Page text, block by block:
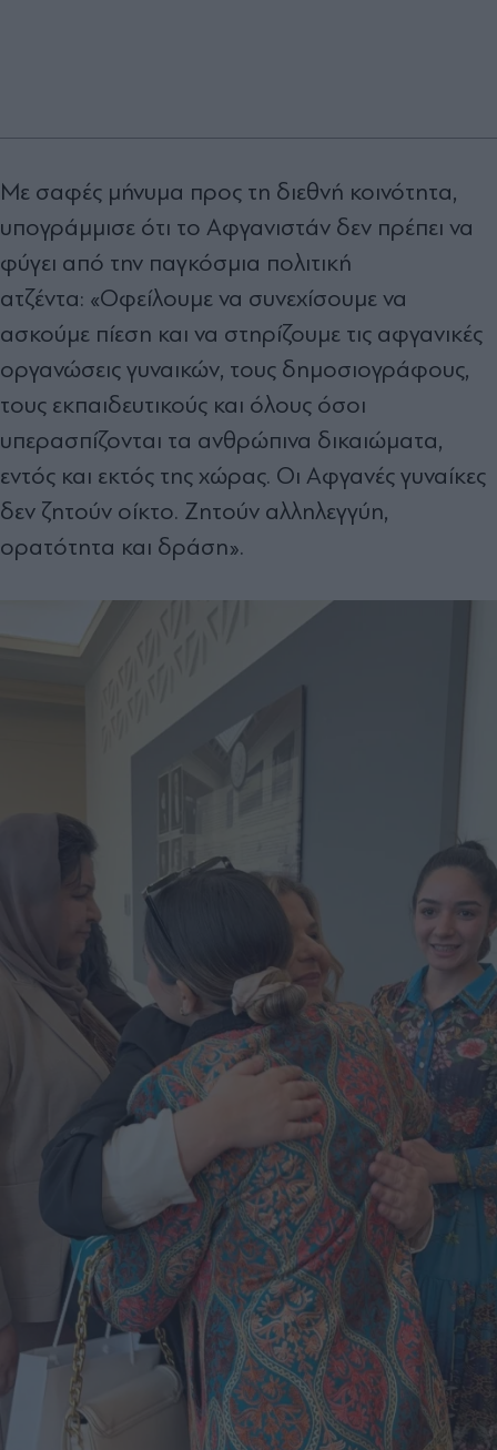
Με σαφές μήνυμα προς τη διεθνή κοινότητα,
υπογράμμισε ότι το Αφγανιστάν δεν πρέπει να
φύγει από την παγκόσμια πολιτική
ατζέντα: «Οφείλουμε να συνεχίσουμε να
ασκούμε πίεση και να στηρίζουμε τις αφγανικές
οργανώσεις γυναικών, τους δημοσιογράφους,
τους εκπαιδευτικούς και όλους όσοι
υπερασπίζονται τα ανθρώπινα δικαιώματα,
εντός και εκτός της χώρας. Οι Αφγανές γυναίκες
δεν ζητούν οίκτο. Ζητούν αλληλεγγύη,
ορατότητα και δράση».